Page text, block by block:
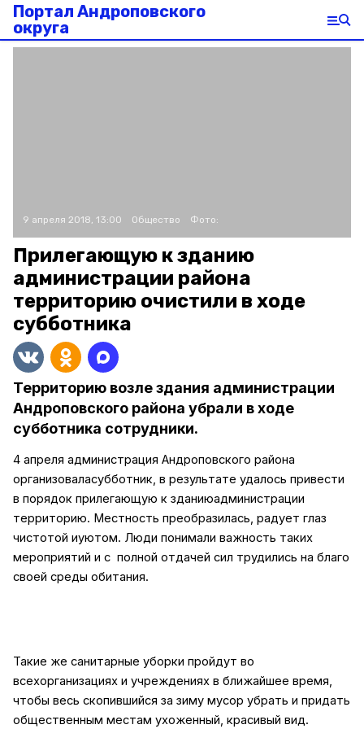
Портал Андроповского
округа
9 апреля 2018, 13:00 Общество Фото:
Прилегающую к зданию
администрации района
территорию очистили в ходе
субботника
Территорию возле здания администрации
Андроповского района убрали в ходе
субботника сотрудники.
4 апреля администрация Андроповского района
организоваласубботник, в результате удалось привести
в порядок прилегающую к зданиюадминистрации
территорию. Местность преобразилась, радует глаз
чистотой иуютом. Люди понимали важность таких
мероприятий и с полной отдачей сил трудились на благо
своей среды обитания.
Такие же санитарные уборки пройдут во
всехорганизациях и учреждениях в ближайшее время,
чтобы весь скопившийся за зиму мусор убрать и придать
общественным местам ухоженный, красивый вид.